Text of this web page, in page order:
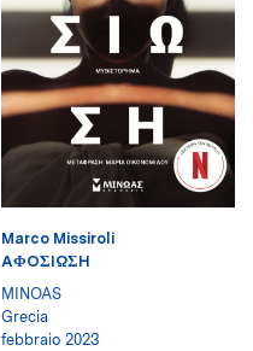
Marco Missiroli
AΦOΣIΩΣH
MINOAS
Grecia
febbraio 2023